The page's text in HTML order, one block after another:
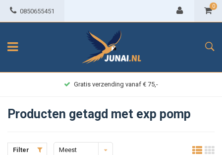
0850655451
0
Gratis verzending vanaf € 75,-
Producten getagd met exp pomp
Filter
Meest